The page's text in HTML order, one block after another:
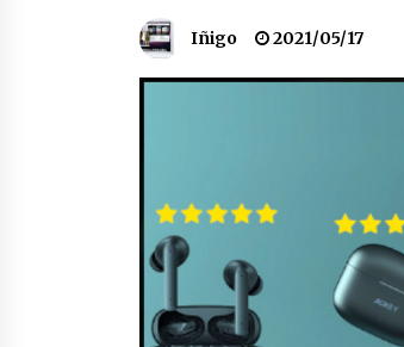
2026/07/16
ikusgai
2026/07/03
Iñigo 2021/05/17